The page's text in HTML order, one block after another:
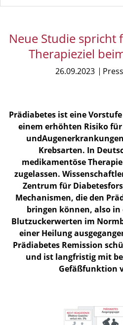
Neue Studie spricht
Therapieziel
26.09.2023
Prädiabetes ist eine
einem erhöhten Risiko
Krebsarten. In
medikamentöse
zugelassen.
Zentrum für
Mechanismen, die den
bringen können, also
Blutzuckerwerten im
einer Heilung
Prädiabetes Remission
und ist langfristig mit
Gefäßfunktion